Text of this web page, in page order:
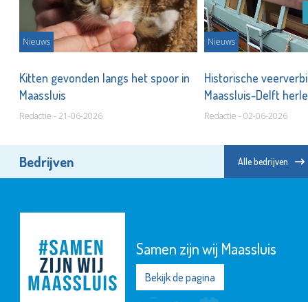
Nieuws
Kitten gevonden langs het spoor in
Maassluis
Redactie - 21-06-2026
Nieuws
Historische
Maassluis-Delft
Redactie - 02-06-2026
Bedrijven Alle bedrijven
Samen zijn wij Maassluis
Bekijk de pagina